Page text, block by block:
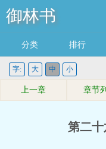
御林书
分类 排行
字: 大 中 小
上一章 章节
第二